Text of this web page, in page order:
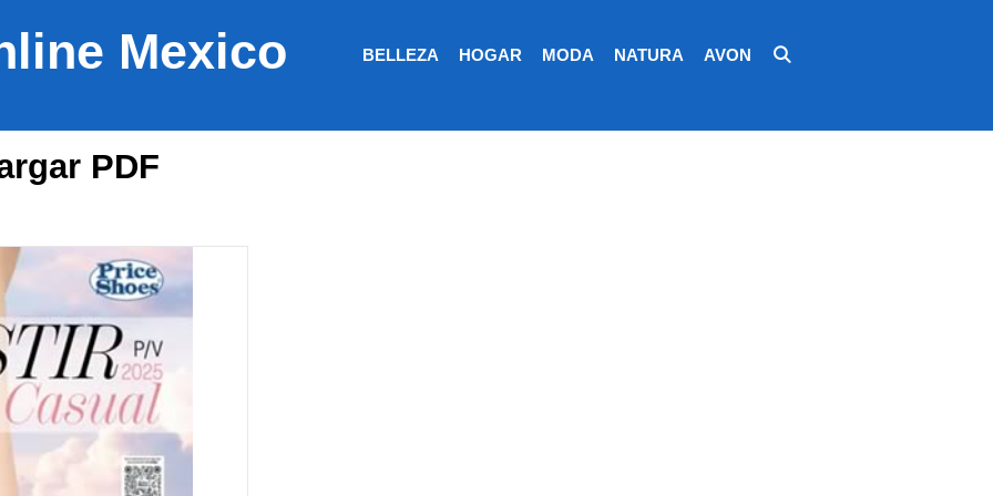
Mexico BELLEZA HOGAR MODA NATURA AVON
PDF